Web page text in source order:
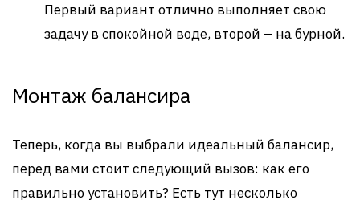
Первый вариант отлично выполняет свою
задачу в спокойной воде, второй – на бурной.
Монтаж балансира
Теперь, когда вы выбрали идеальный балансир,
перед вами стоит следующий вызов: как его
правильно установить? Есть тут несколько